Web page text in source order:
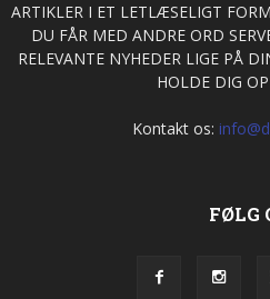
ARTIKLER I ET LETLÆSELIGT
DU FÅR MED ANDRE ORD
RELEVANTE NYHEDER LIGE PÅ
HOLDE DIG
Kontakt os:
FØLG